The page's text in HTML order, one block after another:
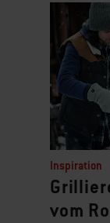
Inspiration
vom